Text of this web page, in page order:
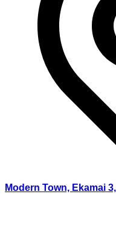
Modern Town, Ekamai